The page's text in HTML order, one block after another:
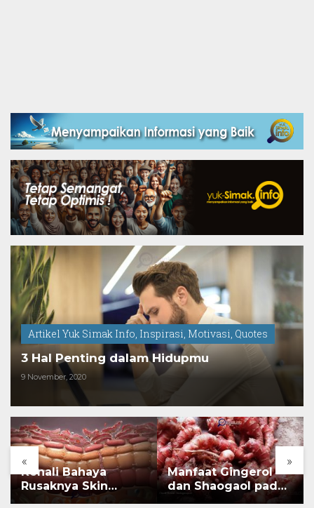
Artikel Yuk Simak Info, Inspirasi, Motivasi, Quotes
3 Hal Penting dalam Hidupmu
9 November, 2020
« »
Kenali Bahaya
Rusaknya Skin
Barrier
Manfaat Gingerol
dan Shaogaol pada